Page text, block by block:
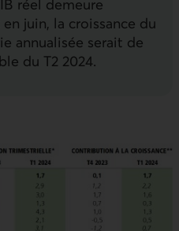
réel demeure
juin, la croissance du
annualisée serait de
du T2 2024.